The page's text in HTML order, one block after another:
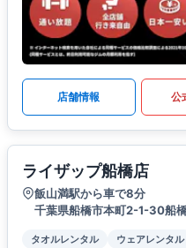
店舗情報 公
ライザップ船橋店
飯山満駅から車で8分
千葉県船橋市本町2-1-30船
タオルレンタル ウェアレンタル